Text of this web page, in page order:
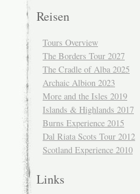
Reisen
Tours Overview
The Borders Tour 2027
The Cradle of Alba 2025
Archaic Albion 2023
More and the Isles 2019
Islands & Highlands 2017
Burns Experience 2015
Dal Riata Scots Tour 2012
Scotland Experience 2010
Links